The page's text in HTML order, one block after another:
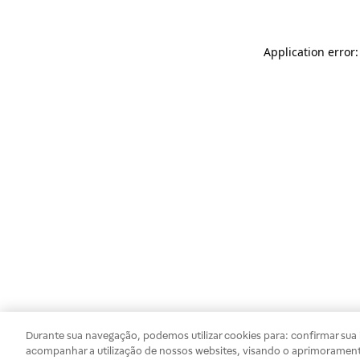
Application
Durante sua navegação, podemos utilizar cookies para: confirmar
acompanhar a utilização de nossos websites, visando o